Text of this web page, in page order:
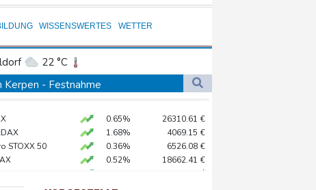
WISSENSWERTES WETTER
22 °C
Dortmund
22 °C
Kerpen - Festnahme
zu Merz-Rücktritt
0.65% 26310.61 €
1.68% 4069.15 €
STOXX 50
0.36% 6526.08 €
0.52% 18662.41 €
$
0.1%